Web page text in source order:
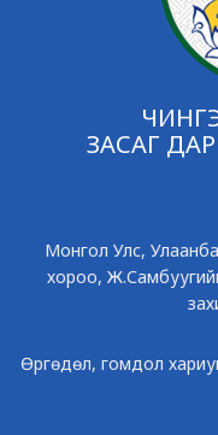
ЗАСАГ
Монгол Улс,
хороо,
Өргөдөл, гомдол